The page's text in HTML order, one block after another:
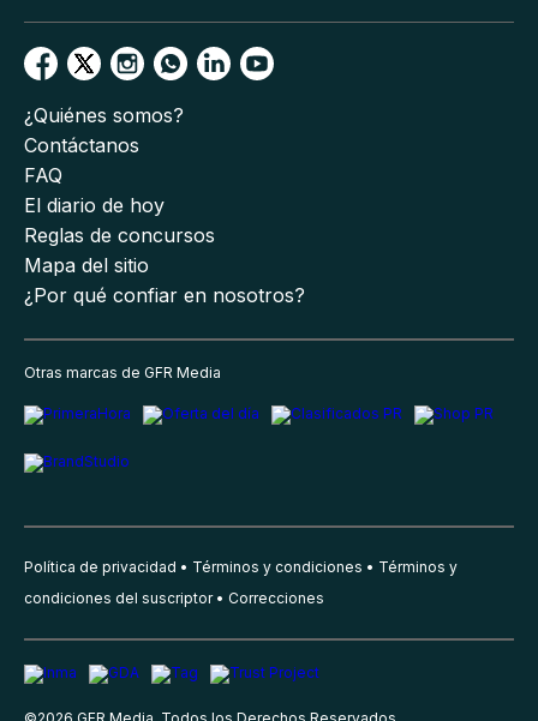
¿Quiénes somos?
Contáctanos
FAQ
El diario de hoy
Reglas de concursos
Mapa del sitio
¿Por qué confiar en nosotros?
Otras marcas de GFR Media
Política de privacidad Términos y condiciones
Términos y
condiciones del suscriptor
Correcciones